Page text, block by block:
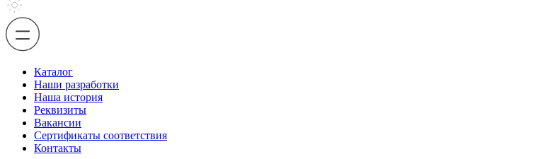
Каталог
Наши разработки
Наша история
Реквизиты
Вакансии
Сертификаты соответствия
Контакты